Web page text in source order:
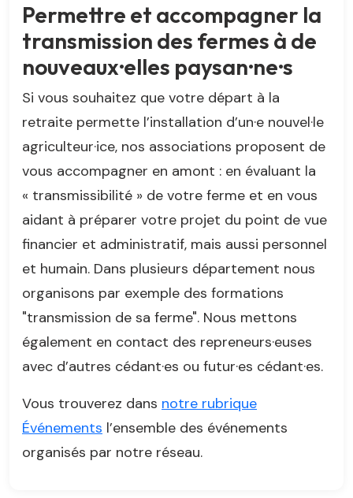
Permettre et accompagner la
transmission des fermes à de
nouveaux·elles paysan·ne·s
Si vous souhaitez que votre départ à la
retraite permette l’installation d’un·e nouvel·le
agriculteur·ice, nos associations proposent de
vous accompagner en amont : en évaluant la
« transmissibilité » de votre ferme et en vous
aidant à préparer votre projet du point de vue
financier et administratif, mais aussi personnel
et humain. Dans plusieurs département nous
organisons par exemple des formations
"transmission de sa ferme". Nous mettons
également en contact des repreneurs·euses
avec d’autres cédant·es ou futur·es cédant·es.
Vous trouverez dans notre rubrique
Événements l’ensemble des événements
organisés par notre réseau.